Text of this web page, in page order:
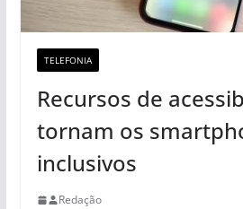
TELEFONIA
Recursos de
tornam os
inclusivos
Redação